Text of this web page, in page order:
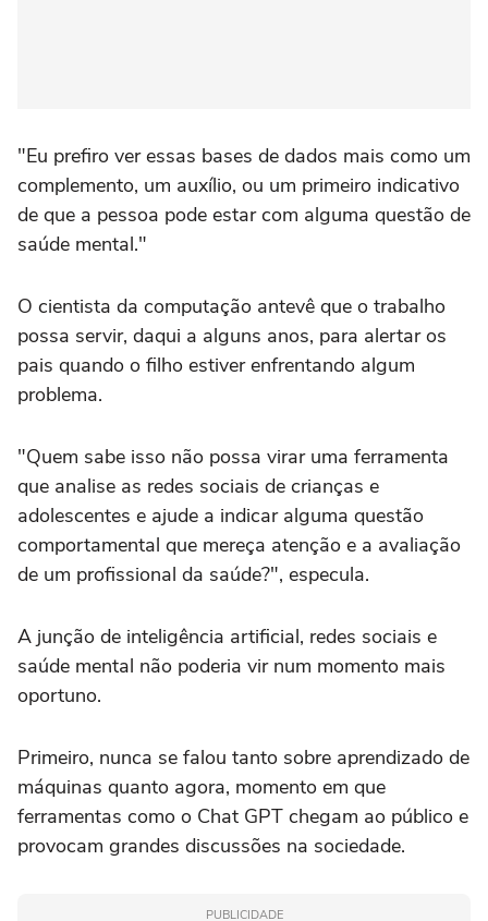
"Eu prefiro ver essas bases de dados mais como um
complemento, um auxílio, ou um primeiro indicativo
de que a pessoa pode estar com alguma questão de
saúde mental."
O cientista da computação antevê que o trabalho
possa servir, daqui a alguns anos, para alertar os
pais quando o filho estiver enfrentando algum
problema.
"Quem sabe isso não possa virar uma ferramenta
que analise as redes sociais de crianças e
adolescentes e ajude a indicar alguma questão
comportamental que mereça atenção e a avaliação
de um profissional da saúde?", especula.
A junção de inteligência artificial, redes sociais e
saúde mental não poderia vir num momento mais
oportuno.
Primeiro, nunca se falou tanto sobre aprendizado de
máquinas quanto agora, momento em que
ferramentas como o Chat GPT chegam ao público e
provocam grandes discussões na sociedade.
PUBLICIDADE